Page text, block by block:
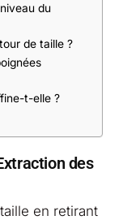
du
de taille ?
t-elle ?
des
en retirant